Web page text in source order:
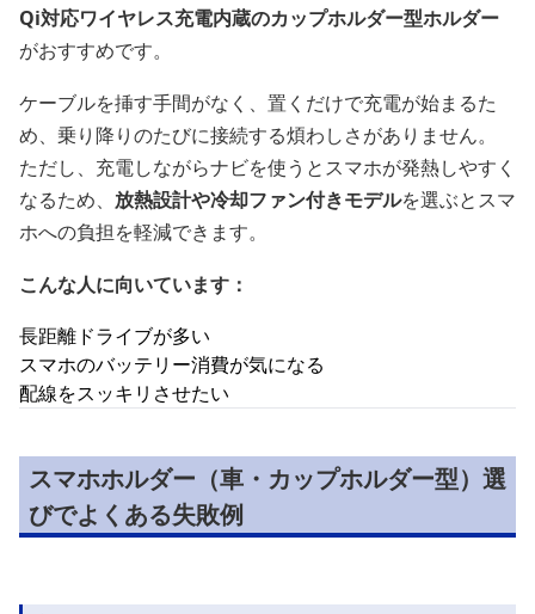
Qi対応ワイヤレス充電内蔵のカップホルダー型ホルダー
がおすすめです。
ケーブルを挿す手間がなく、置くだけで充電が始まるた
め、乗り降りのたびに接続する煩わしさがありません。
ただし、充電しながらナビを使うとスマホが発熱しやすく
なるため、 放熱設計や冷却ファン付きモデルを選ぶとスマ
ホへの負担を軽減できます。
こんな人に向いています：
長距離ドライブが多い
スマホのバッテリー消費が気になる
配線をスッキリさせたい
スマホホルダー（車・カップホルダー型）選
びでよくある失敗例